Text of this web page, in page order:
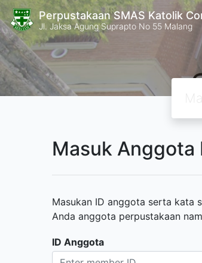
Perpustakaan SMAS Katolik
Jl. Jaksa Agung Suprapto No 55 Malang
Masuk Anggota
Masukan ID anggota serta kata
Anda anggota perpustakaan
ID Anggota